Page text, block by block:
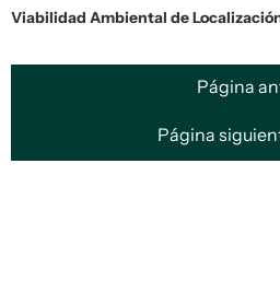
Viabilidad Ambiental de
Página
Página